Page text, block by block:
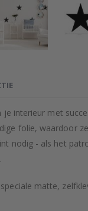
je interieur met
folie, waardoor
nodig - als het
matte,